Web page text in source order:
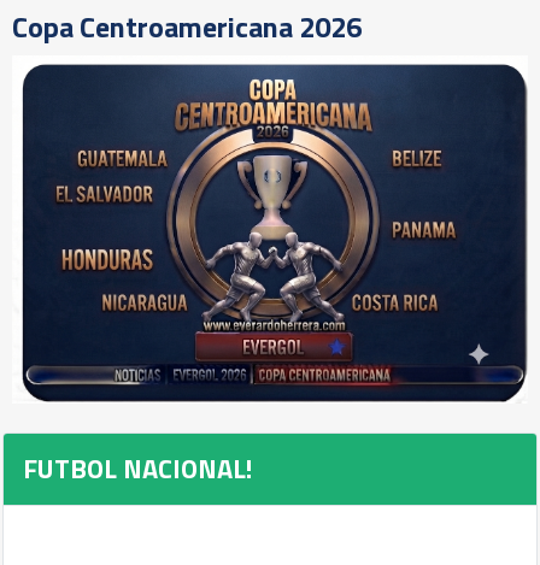
Copa Centroamericana 2026
FUTBOL NACIONAL!